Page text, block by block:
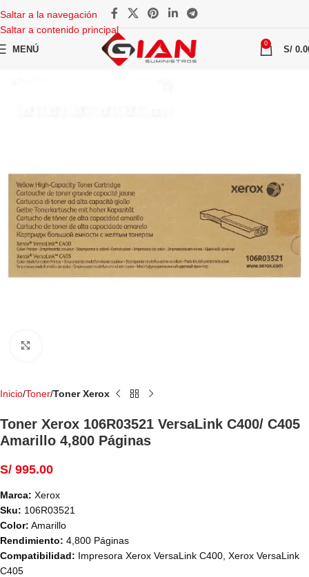
Saltar a la navegación
Saltar a contenido principal
MENÚ
0
S/
Inicio Toner Toner Xerox
Toner Xerox 106R03521 VersaLink C400/ C405
Amarillo 4,800 Páginas
S/ 995.00
Marca: Xerox
Sku: 106R03521
Color: Amarillo
Rendimiento: 4,800 Páginas
Compatibilidad: Impresora Xerox VersaLink C400, Xerox VersaLink
C405